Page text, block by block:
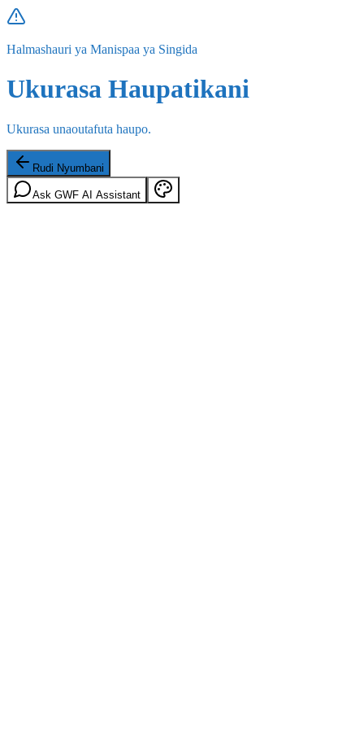
Halmashauri ya Manispaa ya Singida
Ukurasa Haupatikani
Ukurasa unaoutafuta haupo.
Rudi Nyumbani
Ask GWF AI Assistant